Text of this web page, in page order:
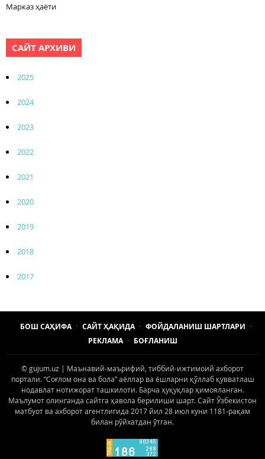
Марказ ҳаёти
САЙТ АРХИВИ
2025
2024
2023
2022
2021
2020
2019
2018
2017
БОШ САҲИФА САЙТ ҲАҚИДА
ФОЙДАЛАНИШ ШАРТЛАРИ
РЕКЛАМА
БОҒЛАНИШ
© gujum.uz | Маънавий-маърифий, тиббий-ижтимоий ахборот
портали. “Соғлом она ва бола” аёллар ва ёшларни қўллаб қувватлаш
нодавлат нотижорат ташкилоти. Барча ҳуқуқлар ҳимояланган.
Маълумот олинганда сайтга ҳавола берилиши шарт. Сайт Ўзбекистон
матбуот ва ахборот агентлигида 2017 йил 28 июл куни 1181-рақам
билан рўйхатдан ўтган.